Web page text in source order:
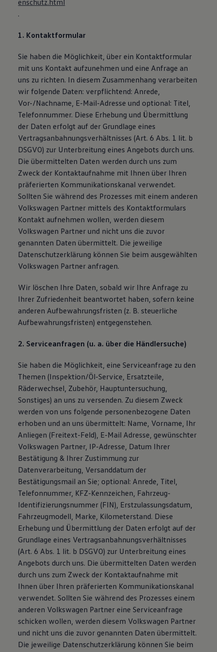
Magazin
Familie
Volkswagen R
Pannen- und Unfallhilfe
Volkswagen Kundenbetreuung
enschutz.html
.
1. Kontaktformular
Sie haben die Möglichkeit, über ein Kontaktformular
mit uns Kontakt aufzunehmen und eine Anfrage an
uns zu richten. In diesem Zusammenhang verarbeiten
wir folgende Daten: verpflichtend: Anrede,
Vor-/Nachname, E-Mail-Adresse und optional: Titel,
Telefonnummer. Diese Erhebung und Übermittlung
der Daten erfolgt auf der Grundlage eines
Vertragsanbahnungsverhältnisses (Art. 6 Abs. 1 lit. b
DSGVO) zur Unterbreitung eines Angebots durch uns.
Die übermittelten Daten werden durch uns zum
Zweck der Kontaktaufnahme mit Ihnen über Ihren
präferierten Kommunikationskanal verwendet.
Sollten Sie während des Prozesses mit einem anderen
Volkswagen Partner mittels des Kontaktformulars
Kontakt aufnehmen wollen, werden diesem
Volkswagen Partner und nicht uns die zuvor
genannten Daten übermittelt. Die jeweilige
Datenschutzerklärung können Sie beim ausgewählten
Volkswagen Partner anfragen.
Wir löschen Ihre Daten, sobald wir Ihre Anfrage zu
Ihrer Zufriedenheit beantwortet haben, sofern keine
anderen Aufbewahrungsfristen (z. B. steuerliche
Aufbewahrungsfristen) entgegenstehen.
2. Serviceanfragen (u. a. über die Händlersuche)
Sie haben die Möglichkeit, eine Serviceanfrage zu den
Themen (Inspektion/Öl-Service, Ersatzteile,
Räderwechsel, Zubehör, Hauptuntersuchung,
Sonstiges) an uns zu versenden. Zu diesem Zweck
werden von uns folgende personenbezogene Daten
erhoben und an uns übermittelt: Name, Vorname, Ihr
Anliegen (Freitext-Feld), E-Mail Adresse, gewünschter
Volkswagen Partner, IP-Adresse, Datum Ihrer
Bestätigung & Ihrer Zustimmung zur
Datenverarbeitung, Versanddatum der
Bestätigungsmail an Sie; optional: Anrede, Titel,
Telefonnummer, KFZ-Kennzeichen, Fahrzeug-
Identifizierungsnummer (FIN), Erstzulassungsdatum,
Fahrzeugmodell, Marke, Kilometerstand. Diese
Erhebung und Übermittlung der Daten erfolgt auf der
Grundlage eines Vertragsanbahnungsverhältnisses
(Art. 6 Abs. 1 lit. b DSGVO) zur Unterbreitung eines
Angebots durch uns. Die übermittelten Daten werden
durch uns zum Zweck der Kontaktaufnahme mit
Ihnen über Ihren präferierten Kommunikationskanal
verwendet. Sollten Sie während des Prozesses einem
anderen Volkswagen Partner eine Serviceanfrage
schicken wollen, werden diesem Volkswagen Partner
und nicht uns die zuvor genannten Daten übermittelt.
Die jeweilige Datenschutzerklärung können Sie beim